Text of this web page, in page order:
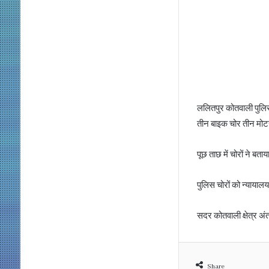
ललितपुर कोतवाली
तीन बाइक चोर तीन
पूछ ताछ में चोरों ने
पुलिस चोरों को
सदर कोतवाली क्षेत्र
Share